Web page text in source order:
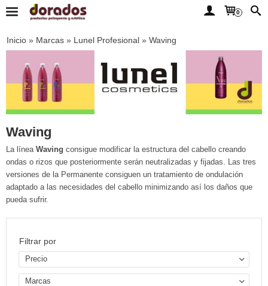
0
Inicio » Marcas » Lunel Profesional » Waving
Waving
La línea Waving consigue modificar la estructura del cabello creando
ondas o rizos que posteriormente serán neutralizadas y fijadas. Las tres
versiones de la Permanente consiguen un tratamiento de ondulación
adaptado a las necesidades del cabello minimizando así los daños que
pueda sufrir.
Filtrar por
Precio
Marcas